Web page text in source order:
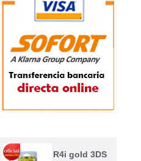
R4i gold 3DS